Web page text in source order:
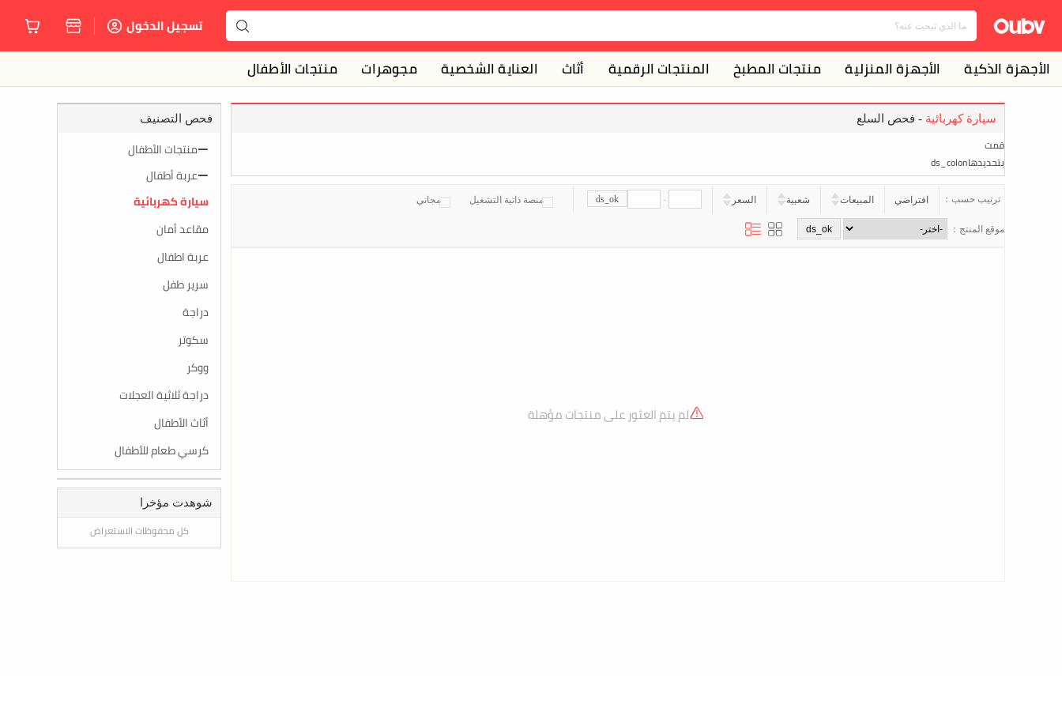
تسجيل الدخول
الأجهزة الذكية الأجهزة المنزلية منتجات المطبخ المنتجات الرقمية أثاث العناية الشخصية مجوهرات منتجات الأطفال
فحص التصنيف
منتجات الأطفال
عربة أطفال
سيارة كهربائية
مقاعد أمان
عربة اطفال
سرير طفل
دراجة
سكوتر
ووكر
دراجة ثلاثية العجلات
أثاث الأطفال
كرسي طعام للأطفال
شوهدت مؤخرا
كل محفوظات الاستعراض
سيارة كهربائية - فحص السلع
قمت
بتحديدهاds_colon
ترتيب حسب： افتراضي المبيعات شعبية السعر -
ds_ok منصة ذاتية التشغيل مجاني
موقع المنتج：
لم يتم العثور على منتجات مؤهلة